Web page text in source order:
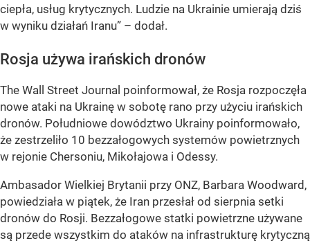
ciepła, usług krytycznych. Ludzie na Ukrainie umierają dziś
w wyniku działań Iranu” – dodał.
Rosja używa irańskich dronów
The Wall Street Journal poinformował, że Rosja rozpoczęła
nowe ataki na Ukrainę w sobotę rano przy użyciu irańskich
dronów. Południowe dowództwo Ukrainy poinformowało,
że zestrzeliło 10 bezzałogowych systemów powietrznych
w rejonie Chersoniu, Mikołajowa i Odessy.
Ambasador Wielkiej Brytanii przy ONZ, Barbara Woodward,
powiedziała w piątek, że Iran przesłał od sierpnia setki
dronów do Rosji. Bezzałogowe statki powietrzne używane
są przede wszystkim do ataków na infrastrukturę krytyczną